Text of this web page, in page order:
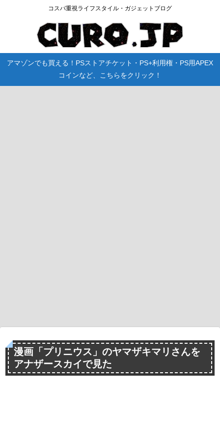
コスパ重視ライフスタイル・ガジェットブログ
アマゾンでも買える！PSストアチケット・PS+利用権・PS用APEX
コインなど、こちらをクリック！
漫画「プリニウス」のヤマザキマリさんを
アナザースカイで見た